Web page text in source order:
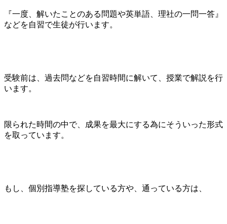
『一度、解いたことのある問題や英単語、理社の一問一答』
などを自習で生徒が行います。
受験前は、過去問などを自習時間に解いて、授業で解説を行
います。
限られた時間の中で、成果を最大にする為にそういった形式
を取っています。
もし、個別指導塾を探している方や、通っている方は、